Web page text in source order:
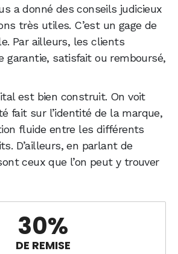
a donné des conseils judicieux
très utiles. C’est un gage de
Par ailleurs, les clients
garantie, satisfait ou remboursé,
est bien construit. On voit
fait sur l’identité de la marque,
fluide entre les différents
D’ailleurs, en parlant de
ceux que l’on peut y trouver
30%
DE REMISE